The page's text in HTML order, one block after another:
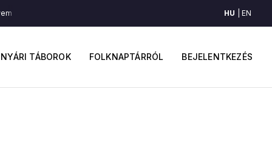
fiók
menüje
BEJELENTKEZÉS
NYÁRI TÁBOROK FOLKNAPTÁRRÓL
kívül-belül (Őrkő, Háromszék) Fáj a szívem kívül-belül (Őrkő,
HU EN